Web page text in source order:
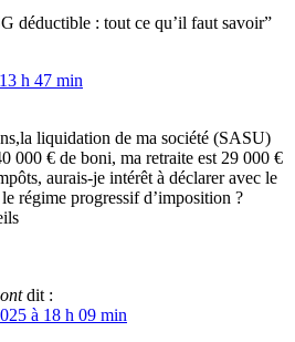
déductible : tout ce qu’il faut savoir”
h 47 min
liquidation de ma société (SASU)
000 € de boni, ma retraite est 29 000 €
aurais-je intérêt à déclarer avec le
régime progressif d’imposition ?
dit :
à 18 h 09 min